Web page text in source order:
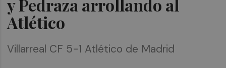
y Pedraza arrollando al
Atlético
Villarreal CF 5-1 Atlético de Madrid